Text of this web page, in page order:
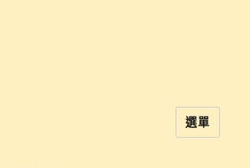
選單